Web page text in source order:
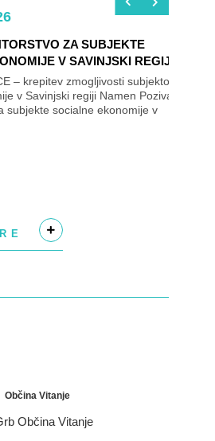
ZA SUBJEKTE
V SAVINJSKI REGIJI
– krepitev zmogljivosti subjektov
v Savinjski regiji Namen Poziva
subjekte socialne ekonomije v
+
Občina Vitanje